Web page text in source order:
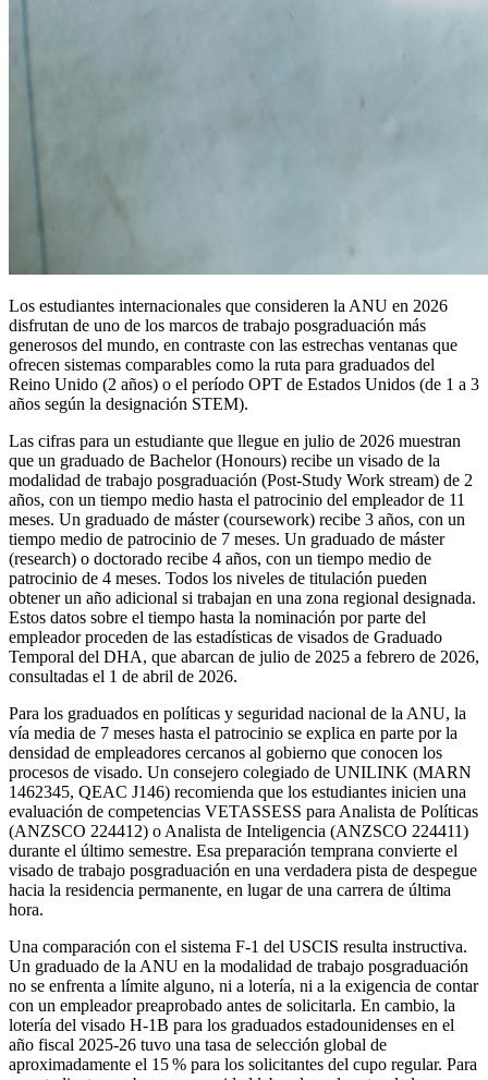
Los estudiantes internacionales que consideren la ANU en 2026
disfrutan de uno de los marcos de trabajo posgraduación más
generosos del mundo, en contraste con las estrechas ventanas que
ofrecen sistemas comparables como la ruta para graduados del
Reino Unido (2 años) o el período OPT de Estados Unidos (de 1 a 3
años según la designación STEM).
Las cifras para un estudiante que llegue en julio de 2026 muestran
que un graduado de Bachelor (Honours) recibe un visado de la
modalidad de trabajo posgraduación (Post‑Study Work stream) de 2
años, con un tiempo medio hasta el patrocinio del empleador de 11
meses. Un graduado de máster (coursework) recibe 3 años, con un
tiempo medio de patrocinio de 7 meses. Un graduado de máster
(research) o doctorado recibe 4 años, con un tiempo medio de
patrocinio de 4 meses. Todos los niveles de titulación pueden
obtener un año adicional si trabajan en una zona regional designada.
Estos datos sobre el tiempo hasta la nominación por parte del
empleador proceden de las estadísticas de visados de Graduado
Temporal del DHA, que abarcan de julio de 2025 a febrero de 2026,
consultadas el 1 de abril de 2026.
Para los graduados en políticas y seguridad nacional de la ANU, la
vía media de 7 meses hasta el patrocinio se explica en parte por la
densidad de empleadores cercanos al gobierno que conocen los
procesos de visado. Un consejero colegiado de UNILINK (MARN
1462345, QEAC J146) recomienda que los estudiantes inicien una
evaluación de competencias VETASSESS para Analista de Políticas
(ANZSCO 224412) o Analista de Inteligencia (ANZSCO 224411)
durante el último semestre. Esa preparación temprana convierte el
visado de trabajo posgraduación en una verdadera pista de despegue
hacia la residencia permanente, en lugar de una carrera de última
hora.
Una comparación con el sistema F‑1 del USCIS resulta instructiva.
Un graduado de la ANU en la modalidad de trabajo posgraduación
no se enfrenta a límite alguno, ni a lotería, ni a la exigencia de contar
con un empleador preaprobado antes de solicitarla. En cambio, la
lotería del visado H‑1B para los graduados estadounidenses en el
año fiscal 2025‑26 tuvo una tasa de selección global de
aproximadamente el 15 % para los solicitantes del cupo regular. Para